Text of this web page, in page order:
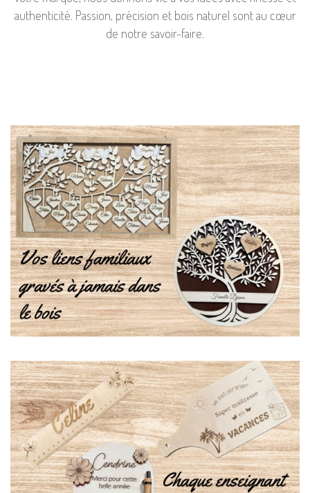
authenticité. Passion, précision et bois naturel sont au cœur
de notre savoir-faire.